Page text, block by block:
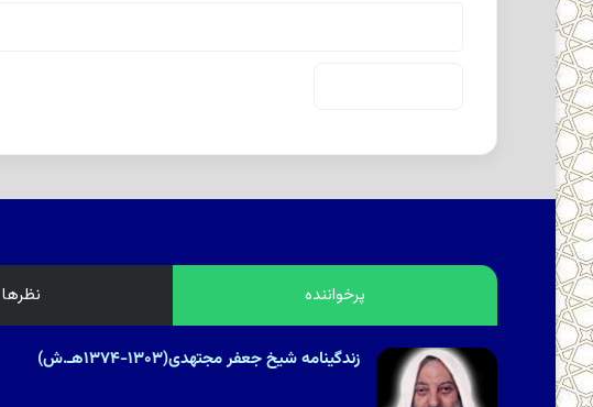
پرخواننده نظرها
زندگینامه شیخ جعفر مجتهدی(۱۳۰۳-۱۳۷۴هـ.ش)